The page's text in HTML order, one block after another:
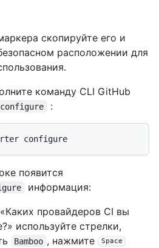
скопируйте его и
расположении для
команду CLI GitHub
configure :
появится
информация:
провайдеров CI вы
используйте стрелки,
Bamboo , нажмите Space